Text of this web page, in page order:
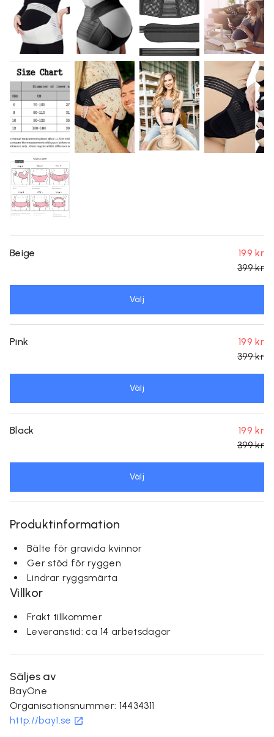
Beige
199 kr
399 kr
Välj
Pink
199 kr
399 kr
Välj
Black
199 kr
399 kr
Välj
Produktinformation
Bälte för gravida kvinnor
Ger stöd för ryggen
Lindrar ryggsmärta
Villkor
Frakt tillkommer
Leveranstid: ca 14 arbetsdagar
Säljes av
BayOne
Organisationsnummer: 14434311
http://bay1.se